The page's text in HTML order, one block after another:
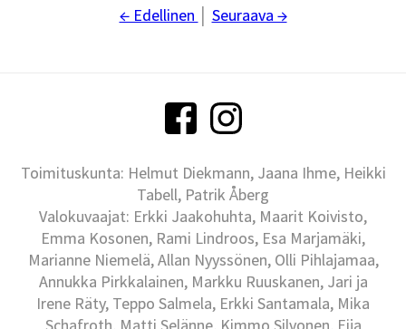
← Edellinen Seuraava →
Toimituskunta: Helmut Diekmann, Jaana Ihme, Heikki
Tabell, Patrik Åberg
Valokuvaajat: Erkki Jaakohuhta, Maarit Koivisto,
Emma Kosonen, Rami Lindroos, Esa Marjamäki,
Marianne Niemelä, Allan Nyyssönen, Olli Pihlajamaa,
Annukka Pirkkalainen, Markku Ruuskanen, Jari ja
Irene Räty, Teppo Salmela, Erkki Santamala, Mika